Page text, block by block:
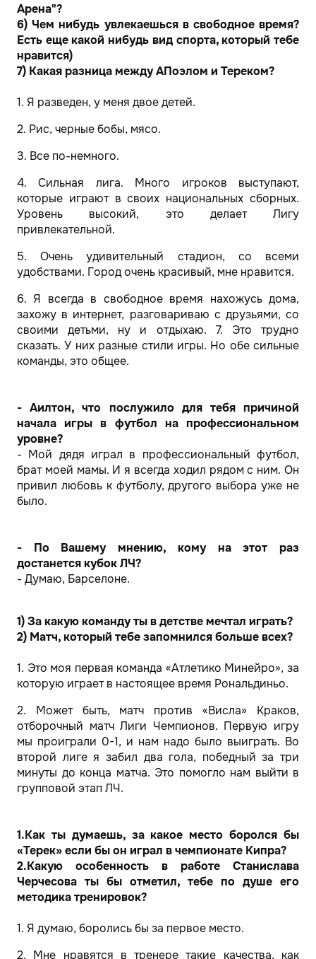
Арена"?
6) Чем нибудь увлекаешься в свободное время?
Есть еще какой нибудь вид спорта, который тебе
нравится)
7) Какая разница между АПоэлом и Тереком?
1. Я разведен, у меня двое детей.
2. Рис, черные бобы, мясо.
3. Все по-немного.
4. Сильная лига. Много игроков выступают,
которые играют в своих национальных сборных.
Уровень высокий, это делает Лигу
привлекательной.
5. Очень удивительный стадион, со всеми
удобствами. Город очень красивый, мне нравится.
6. Я всегда в свободное время нахожусь дома,
захожу в интернет, разговариваю с друзьями, со
своими детьми, ну и отдыхаю. 7. Это трудно
сказать. У них разные стили игры. Но обе сильные
команды, это общее.
- Аилтон, что послужило для тебя причиной
начала игры в футбол на профессиональном
уровне?
- Мой дядя играл в профессиональный футбол,
брат моей мамы. И я всегда ходил рядом с ним. Он
привил любовь к футболу, другого выбора уже не
было.
- По Вашему мнению, кому на этот раз
достанется кубок ЛЧ?
- Думаю, Барселоне.
1) За какую команду ты в детстве мечтал играть?
2) Матч, который тебе запомнился больше всех?
1. Это моя первая команда «Атлетико Минейро», за
которую играет в настоящее время Рональдиньо.
2. Может быть, матч против «Висла» Краков,
отборочный матч Лиги Чемпионов. Первую игру
мы проиграли 0-1, и нам надо было выиграть. Во
второй лиге я забил два гола, победный за три
минуты до конца матча. Это помогло нам выйти в
групповой этап ЛЧ.
1.Как ты думаешь, за какое место боролся бы
«Терек» если бы он играл в чемпионате Кипра?
2.Какую особенность в работе Станислава
Черчесова ты бы отметил, тебе по душе его
методика тренировок?
1. Я думаю, боролись бы за первое место.
2. Мне нравятся в тренере такие качества, как